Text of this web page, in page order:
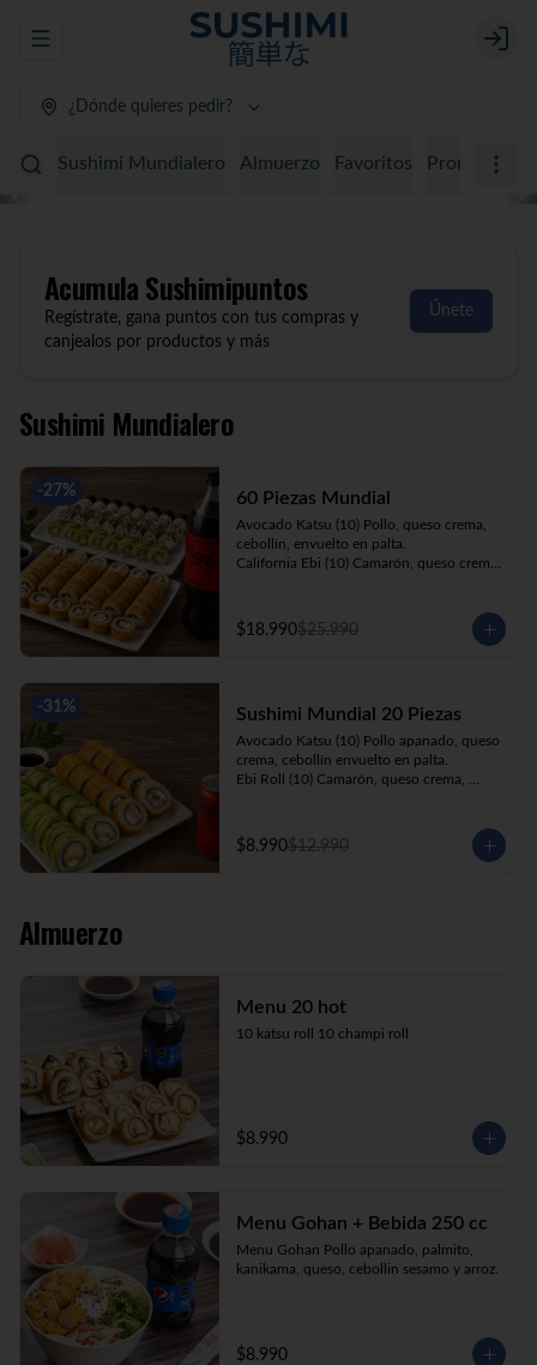
Abrir menu de navegación Login
¿Dónde quieres pedir?
Sushimi Mundialero Almuerzo Favoritos Promociones
AcumulaSushimipuntos
Regístrate, gana puntos con tus compras y
canjealos por productos y más
Únete
Sushimi Mundialero
-27% 60 Piezas Mundial
Avocado Katsu (10) Pollo, queso crema,
cebollín, envuelto en palta.
California Ebi (10) Camarón, queso crema,
crema, cebollín, envuelto en sésamo.
Katsu Roll (10) Pollo apanado, queso
Kani Maki (10) Kanikama, palta, envuelto
en nori.
+ Bebida 1.5lt.
$18.990$25.990
-31% Sushimi Mundial 20 Piezas
Avocado Katsu (10) Pollo apanado, queso
crema, cebollín envuelto en palta.
Ebi Roll (10) Camarón, queso crema,
$8.990$12.990
Almuerzo
Menu 20 hot
10 katsu roll 10 champi roll
$8.990
Menu Gohan + Bebida 250 cc
Menu Gohan Pollo apanado, palmito,
kanikama, queso, cebollin sesamo y arroz.
$8.990